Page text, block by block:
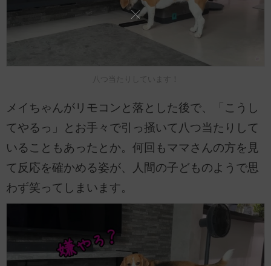
八つ当たりしています！
メイちゃんがリモコンと落とした後で、「こうし
てやるっ」とお手々で引っ掻いて八つ当たりして
いることもあったとか。何回もママさんの方を見
て反応を確かめる姿が、人間の子どものようで思
わず笑ってしまいます。